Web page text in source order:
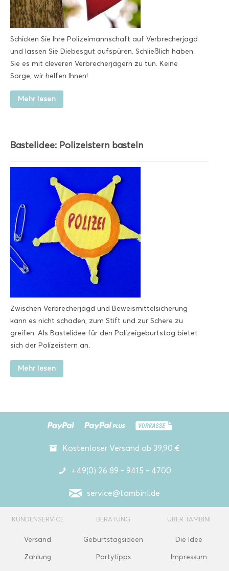
Schicken Sie Ihre Polizeimannschaft auf Verbrecherjagd
und lassen Sie Diebesgut aufspüren. Schließlich haben
Sie es mit cleveren Verbrecherjägern zu tun. Keine
Sorge, wir helfen Ihnen!
Mehr lesen
Bastelidee: Polizeistern basteln
Zwischen Verbrecherjagd und Beweismittelsicherung
kann es nicht schaden, zum Stift und zur Schere zu
greifen. Als Bastelidee für den Polizeigeburtstag bietet
sich der Polizeistern an.
Mehr lesen
Kostenloser Versand ab 39,90 €
+49(0) 26 89 - 9415 - 4700
service@tambini.de
KUNDENSERVICE
Versand
Zahlung
BERATUNG
Geburtstagsideen
Partytipps
ÜBER TAMBINI
Die Idee
Impressum